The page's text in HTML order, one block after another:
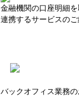
金融機関の口座明細
連携するサービスの
バックオフィス業務